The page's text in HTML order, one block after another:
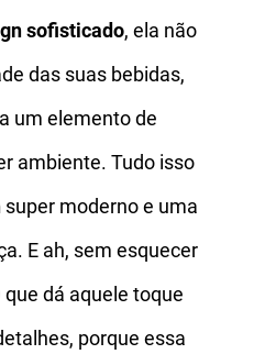
sofisticado, ela não
das suas bebidas,
um elemento de
ambiente. Tudo isso
super moderno e uma
E ah, sem esquecer
que dá aquele toque
porque essa